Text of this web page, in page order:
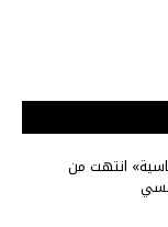
انتهت من